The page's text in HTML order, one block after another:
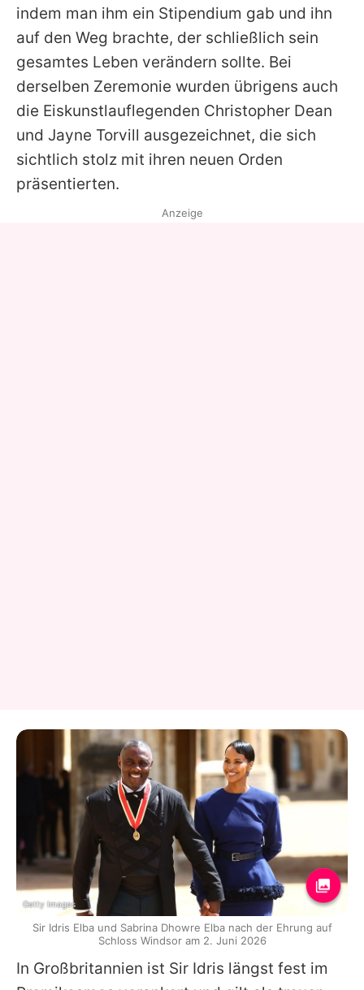
indem man ihm ein Stipendium gab und ihn
auf den Weg brachte, der schließlich sein
gesamtes Leben verändern sollte. Bei
derselben Zeremonie wurden übrigens auch
die Eiskunstlauflegenden Christopher Dean
und Jayne Torvill ausgezeichnet, die sich
sichtlich stolz mit ihren neuen Orden
präsentierten.
In Großbritannien ist Sir Idris längst fest im
Anzeige
Getty Images
Sir Idris Elba und Sabrina Dhowre Elba nach der Ehrung auf
Schloss Windsor am 2. Juni 2026